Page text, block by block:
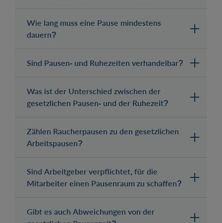
Wie lang muss eine Pause mindestens
dauern?
Sind Pausen- und Ruhezeiten verhandelbar?
Was ist der Unterschied zwischen der
gesetzlichen Pausen- und der Ruhezeit?
Zählen Raucherpausen zu den gesetzlichen
Arbeitspausen?
Sind Arbeitgeber verpflichtet, für die
Mitarbeiter einen Pausenraum zu schaffen?
Gibt es auch Abweichungen von der